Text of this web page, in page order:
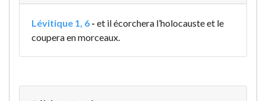
Lévitique 1, 6 - et il écorchera l’holocauste et le
coupera en morceaux.